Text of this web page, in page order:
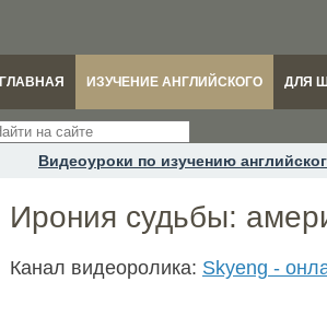
ГЛАВНАЯ ИЗУЧЕНИЕ АНГЛИЙСКОГО ДЛЯ
Видеоуроки по изучению
Ирония судьбы:
Канал видеоролика: Skyeng -